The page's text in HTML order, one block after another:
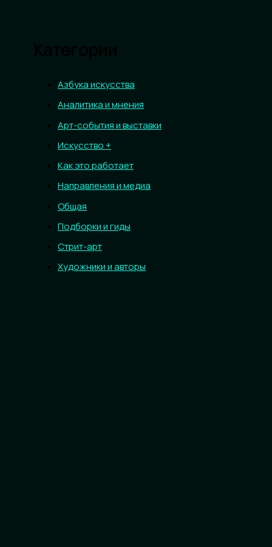
Азбука искусства
Аналитика и мнения
Арт-события и выставки
Искусство +
Как это работает
Направления и медиа
Общая
Подборки и гиды
Стрит-арт
Художники и авторы